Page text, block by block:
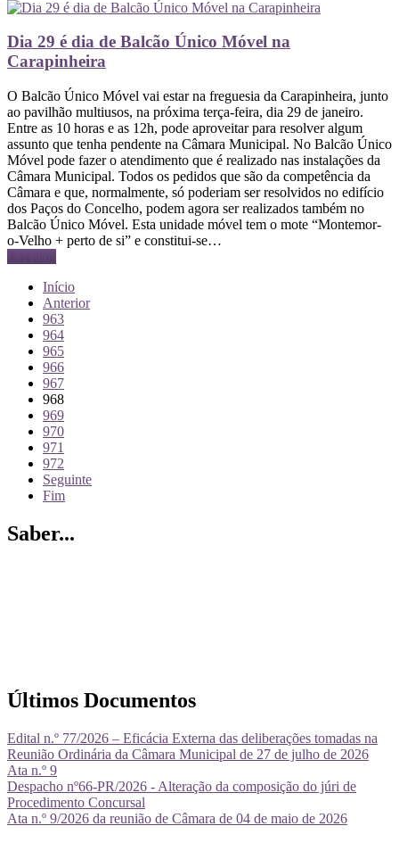
Dia 29 é dia de Balcão Único Móvel na
Carapinheira
O Balcão Único Móvel vai estar na freguesia da Carapinheira, junto
ao pavilhão multiusos, na próxima terça-feira, dia 29 de janeiro.
Entre as 10 horas e as 12h, pode aproveitar para resolver algum
assunto que tenha pendente na Câmara Municipal. No Balcão Único
Móvel pode fazer o atendimento que é realizado nas instalações da
Câmara Municipal. Todos os pedidos que são da competência da
Câmara e que, normalmente, só poderiam ser resolvidos no edifício
dos Paços do Concelho, podem agora ser realizados também no
Balcão Único Móvel. Esta unidade móvel tem o mote “Montemor-
o-Velho + perto de si” e constitui-se…
Ler mais
Início
Anterior
963
964
965
966
967
968
969
970
971
972
Seguinte
Fim
Saber...
Últimos Documentos
Edital n.º 77/2026 – Eficácia Externa das deliberações tomadas na
Reunião Ordinária da Câmara Municipal de 27 de julho de 2026
Ata n.º 9
Despacho nº66-PR/2026 - Alteração da composição do júri de
Procedimento Concursal
Ata n.º 9/2026 da reunião de Câmara de 04 de maio de 2026